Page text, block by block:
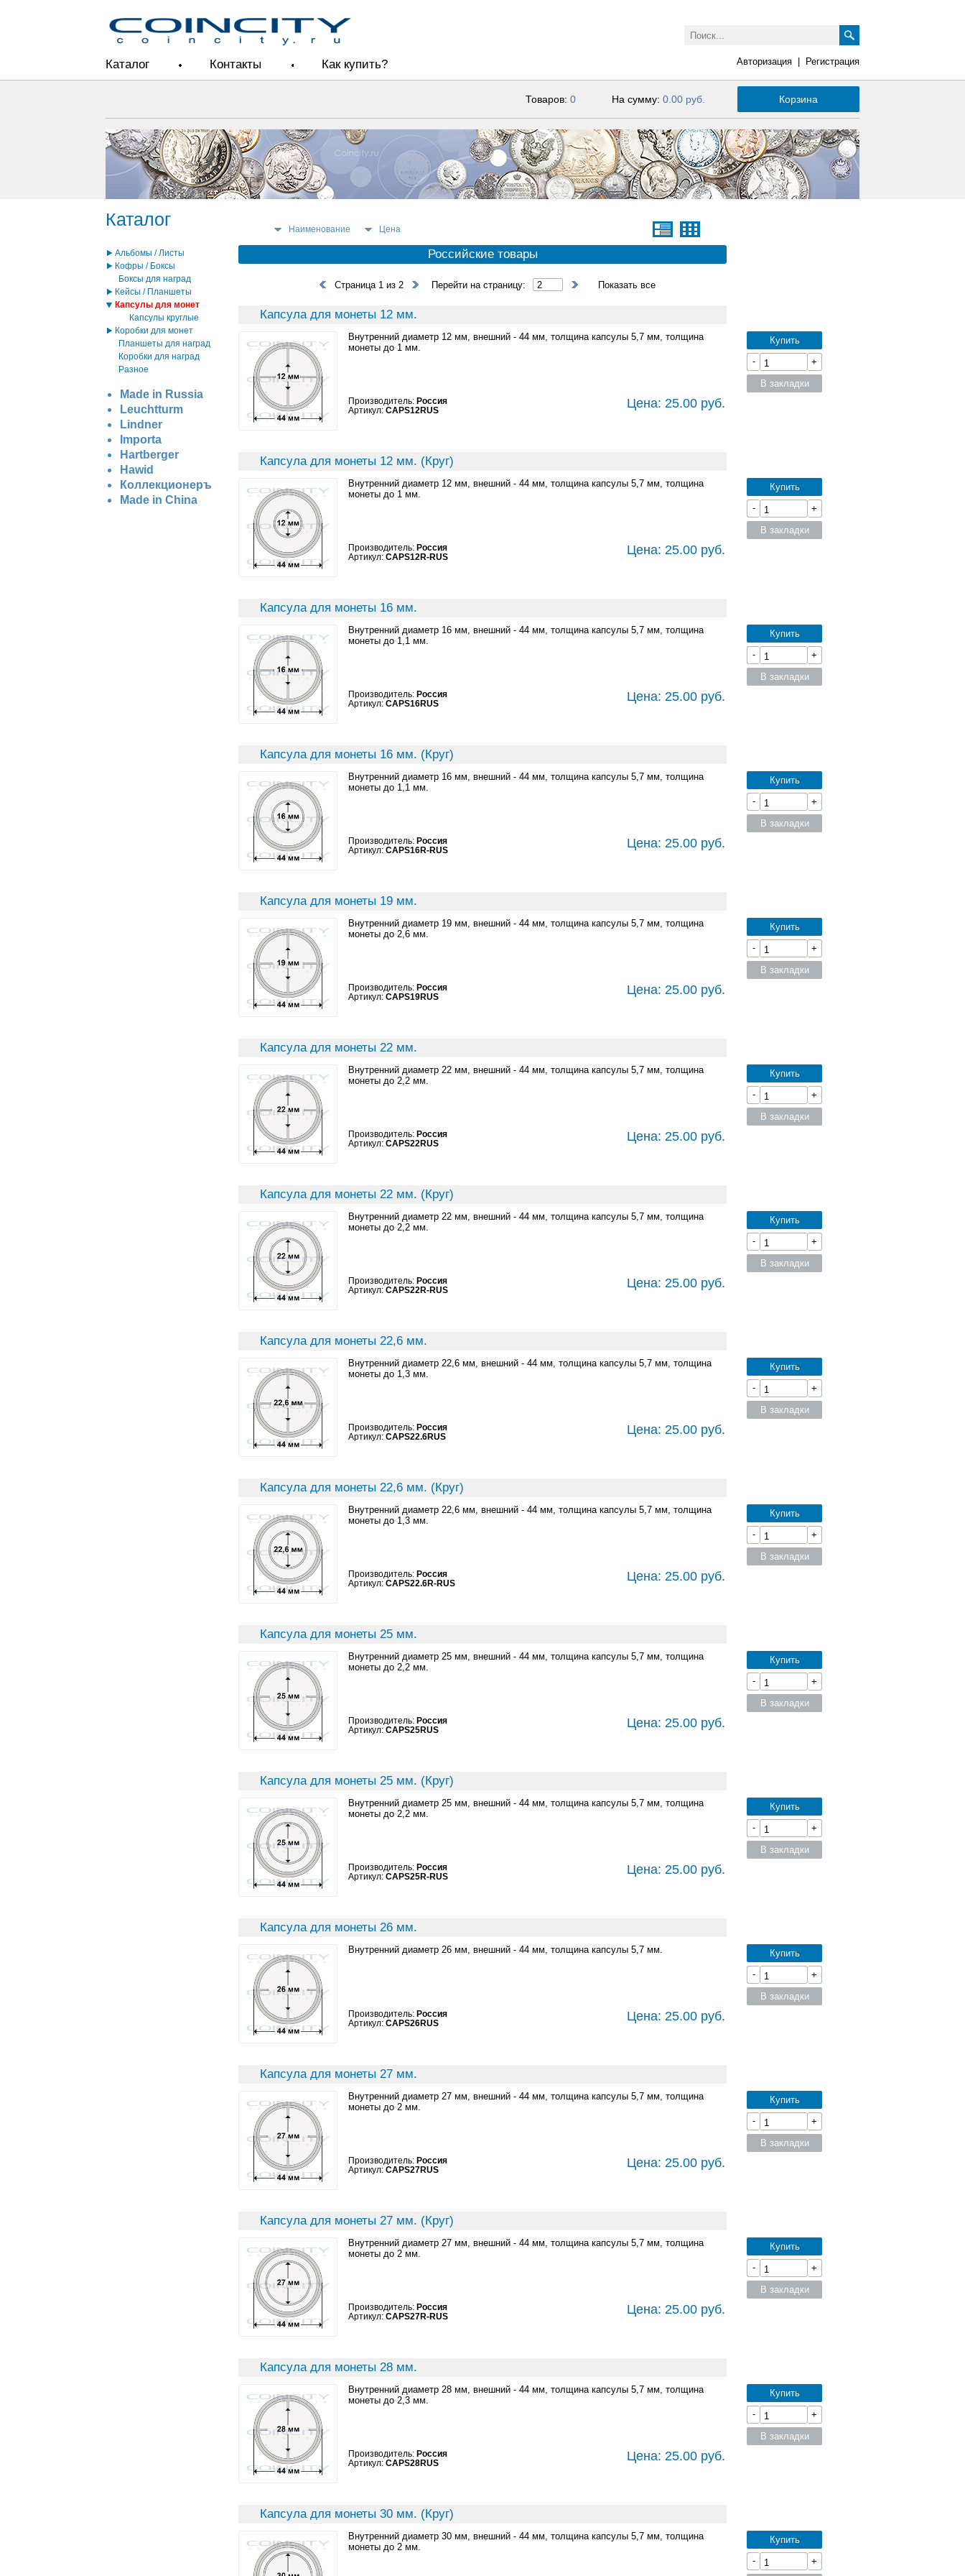
Каталог Контакты Как купить? Авторизация Регистрация
Товаров: 0 На сумму: 0.00 руб. Корзина
Каталог
Альбомы / Листы
Кофры / Боксы
Боксы для наград
Кейсы / Планшеты
Капсулы для монет
Капсулы круглые
Коробки для монет
Планшеты для наград
Коробки для наград
Разное
Made in Russia
Leuchtturm
Lindner
Importa
Hartberger
Hawid
Коллекционеръ
Made in China
Наименование Цена
Российские товары
Страница 1 из 2 Перейти на страницу: Показать все
Капсула для монеты 12 мм.
Внутренний диаметр 12 мм, внешний - 44 мм, толщина капсулы 5,7 мм, толщина
монеты до 1 мм.
Производитель: Россия
Артикул: CAPS12RUS Цена: 25.00 руб.
Купить
-
+
В закладки
Капсула для монеты 12 мм. (Круг)
Внутренний диаметр 12 мм, внешний - 44 мм, толщина капсулы 5,7 мм, толщина
монеты до 1 мм.
Производитель: Россия
Артикул: CAPS12R-RUS Цена: 25.00 руб.
Купить
-
+
В закладки
Капсула для монеты 16 мм.
Внутренний диаметр 16 мм, внешний - 44 мм, толщина капсулы 5,7 мм, толщина
монеты до 1,1 мм.
Производитель: Россия
Артикул: CAPS16RUS Цена: 25.00 руб.
Купить
-
+
В закладки
Капсула для монеты 16 мм. (Круг)
Внутренний диаметр 16 мм, внешний - 44 мм, толщина капсулы 5,7 мм, толщина
монеты до 1,1 мм.
Производитель: Россия
Артикул: CAPS16R-RUS Цена: 25.00 руб.
Купить
-
+
В закладки
Капсула для монеты 19 мм.
Внутренний диаметр 19 мм, внешний - 44 мм, толщина капсулы 5,7 мм, толщина
монеты до 2,6 мм.
Производитель: Россия
Артикул: CAPS19RUS Цена: 25.00 руб.
Купить
-
+
В закладки
Капсула для монеты 22 мм.
Внутренний диаметр 22 мм, внешний - 44 мм, толщина капсулы 5,7 мм, толщина
монеты до 2,2 мм.
Производитель: Россия
Артикул: CAPS22RUS Цена: 25.00 руб.
Купить
-
+
В закладки
Капсула для монеты 22 мм. (Круг)
Внутренний диаметр 22 мм, внешний - 44 мм, толщина капсулы 5,7 мм, толщина
монеты до 2,2 мм.
Производитель: Россия
Артикул: CAPS22R-RUS Цена: 25.00 руб.
Купить
-
+
В закладки
Капсула для монеты 22,6 мм.
Внутренний диаметр 22,6 мм, внешний - 44 мм, толщина капсулы 5,7 мм, толщина
монеты до 1,3 мм.
Производитель: Россия
Артикул: CAPS22.6RUS Цена: 25.00 руб.
Купить
-
+
В закладки
Капсула для монеты 22,6 мм. (Круг)
Внутренний диаметр 22,6 мм, внешний - 44 мм, толщина капсулы 5,7 мм, толщина
монеты до 1,3 мм.
Производитель: Россия
Артикул: CAPS22.6R-RUS Цена: 25.00 руб.
Купить
-
+
В закладки
Капсула для монеты 25 мм.
Внутренний диаметр 25 мм, внешний - 44 мм, толщина капсулы 5,7 мм, толщина
монеты до 2,2 мм.
Производитель: Россия
Артикул: CAPS25RUS Цена: 25.00 руб.
Купить
-
+
В закладки
Капсула для монеты 25 мм. (Круг)
Внутренний диаметр 25 мм, внешний - 44 мм, толщина капсулы 5,7 мм, толщина
монеты до 2,2 мм.
Производитель: Россия
Артикул: CAPS25R-RUS Цена: 25.00 руб.
Купить
-
+
В закладки
Капсула для монеты 26 мм.
Внутренний диаметр 26 мм, внешний - 44 мм, толщина капсулы 5,7 мм.
Производитель: Россия
Артикул: CAPS26RUS Цена: 25.00 руб.
Купить
-
+
В закладки
Капсула для монеты 27 мм.
Внутренний диаметр 27 мм, внешний - 44 мм, толщина капсулы 5,7 мм, толщина
монеты до 2 мм.
Производитель: Россия
Артикул: CAPS27RUS Цена: 25.00 руб.
Купить
-
+
В закладки
Капсула для монеты 27 мм. (Круг)
Внутренний диаметр 27 мм, внешний - 44 мм, толщина капсулы 5,7 мм, толщина
монеты до 2 мм.
Производитель: Россия
Артикул: CAPS27R-RUS Цена: 25.00 руб.
Купить
-
+
В закладки
Капсула для монеты 28 мм.
Внутренний диаметр 28 мм, внешний - 44 мм, толщина капсулы 5,7 мм, толщина
монеты до 2,3 мм.
Производитель: Россия
Артикул: CAPS28RUS Цена: 25.00 руб.
Купить
-
+
В закладки
Капсула для монеты 30 мм. (Круг)
Внутренний диаметр 30 мм, внешний - 44 мм, толщина капсулы 5,7 мм, толщина
монеты до 2 мм.
Купить
-
+